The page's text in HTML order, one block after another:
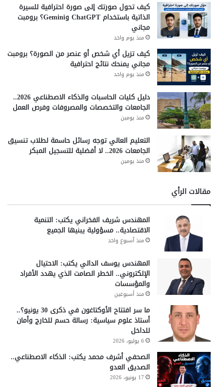
مطالب بتطوير البنية التحتية
طالب محمد فريد بضرورة تطوير البنية التحتية للاتصالات بشكل
مستمر. حتى تتمكن مصر من تحسين ترتيبها العالمي في سرعة
الإنترنت.
وأكد أن تحديث الشبكات وزيادة الاستثمارات يساعدان على
تحسين الخدمة وتلبية احتياجات المواطنين والشركات.
كما دعا إلى توسيع خدمات الإنترنت فائق السرعة داخل
المحافظات والمناطق الريفية. لأن التحول الرقمي يحتاج إلى
وصول الخدمة لجميع المواطنين.
مستقبل الإنترنت في مصر
يتوقع خبراء الاتصالات أن يشهد القطاع تطورات كبيرة خلال
والخدمات الرقمية.
كما تسعى الدولة إلى دعم التحول الرقمي وتحسين الخدمات
الإلكترونية. لذلك تحتاج السوق إلى استثمارات جديدة وتطوير
مستمر للبنية التحتية.
وفي الوقت نفسه، يطالب المستخدمون بتحسين جودة الإنترنت
وتقديم أسعار أكثر تنافسية.
وفي النهاية، أكد محمد فريد أن تحسين خدمات الإنترنت وخفض
الأسعار يمثلان ضرورة لدعم الاقتصاد والتعليم والابتكار. كما شدد
على أهمية تعزيز المنافسة داخل قطاع الاتصالات لتحقيق أفضل
خدمة للمواطنين.
شارك هذا الموضوع:
فيس بوك X
أخبار الاتصالات أسعار الإنترنت في مصر
كيف تحول صورتك إلى صورة احترافية للسيرة
الذاتية باستخدام ChatGPT وGemini؟ برومبت
مجاني
منذ يوم واحد
كيف تزيل أي شخص أو عنصر من الصورة؟ برومبت
مجاني يمنحك نتائج احترافية
منذ يوم واحد
دليل كليات الحاسبات والذكاء الاصطناعي 2026..
الجامعات والتخصصات والمصروفات وفرص العمل
منذ يومين
التعليم العالي توجه رسائل حاسمة لطلاب تنسيق
الجامعات 2026.. لا أفضلية للتسجيل المبكر
منذ يومين
مقالات الرأي
المهندس شريف الفخراني يكتب: التنمية
الاقتصادية.. مسؤولية يبنيها الجميع
منذ أسبوع واحد
المهندس يوسف الدالي يكتب: الاحتيال
الإلكتروني.. الخطر الصامت الذي يهدد الأفراد
والمؤسسات
منذ أسبوعين
ما سر افتتاح الأوكتاغون في ذكرى 30 يونيو؟..
أستاذ علوم سياسية: رسالة حسم للخارج وأمان
للداخل
6 يوليو، 2026
الصحفي أشرف محمد يكتب: الذكاء الاصطناعي..
الصديق العدو
17 يونيو، 2026